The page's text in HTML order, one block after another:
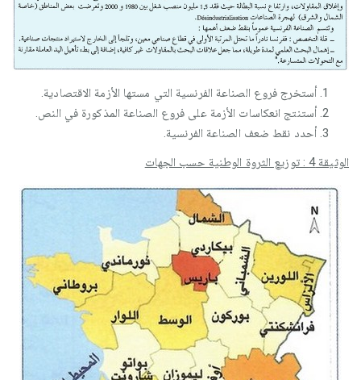
أستخرج فروع الصناعة الفرنسية التي مستها الأزمة الاقتصادية.
أستنتج انعكاسات الأزمة على فروع الصناعة المذكورة في النص.
أحدد نقط ضعف الصناعة الفرنسية.
الوثيقة 4 : توزيع الثروة الوطنية حسب الجهات